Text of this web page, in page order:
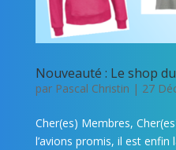
Nouveauté : Le shop du
par Pascal Christin | 27
Cher(es) Membres,
l’avions promis, il est enfin